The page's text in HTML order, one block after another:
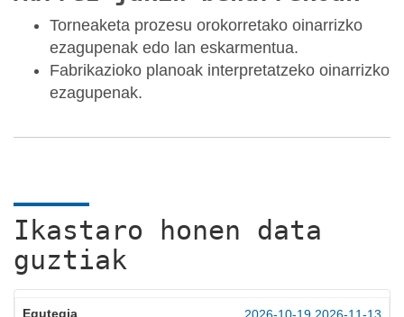
Torneaketa prozesu orokorretako oinarrizko
ezagupenak edo lan eskarmentua.
Fabrikazioko planoak interpretatzeko oinarrizko
ezagupenak.
Ikastaro honen data
guztiak
2026-10-19 2026-11-13